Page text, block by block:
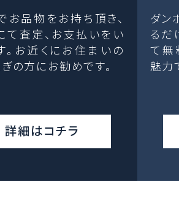
お品物をお持ち頂き、
て査定、お支払いをい
。お近くにお住まいの
の方にお勧めです。
詳細はコチラ
ダン
るだ
て無
魅力